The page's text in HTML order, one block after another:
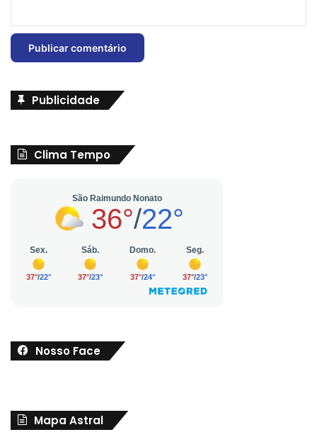
Publicidade
Clima Tempo
Nosso Face
Mapa Astral